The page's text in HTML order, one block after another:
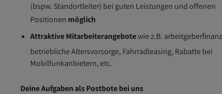
(bspw. Standortleiter) bei guten Leistungen und offenen
Positionen möglich
Attraktive Mitarbeiterangebotewie z.B.
betriebliche Altersvorsorge, Fahrradleasing, Rabatte bei
Mobilfunkanbietern, etc.
Deine Aufgaben als Postbote bei uns